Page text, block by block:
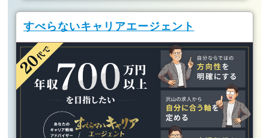
すべらないキャリアエージェント